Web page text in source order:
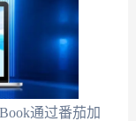
通过番茄加